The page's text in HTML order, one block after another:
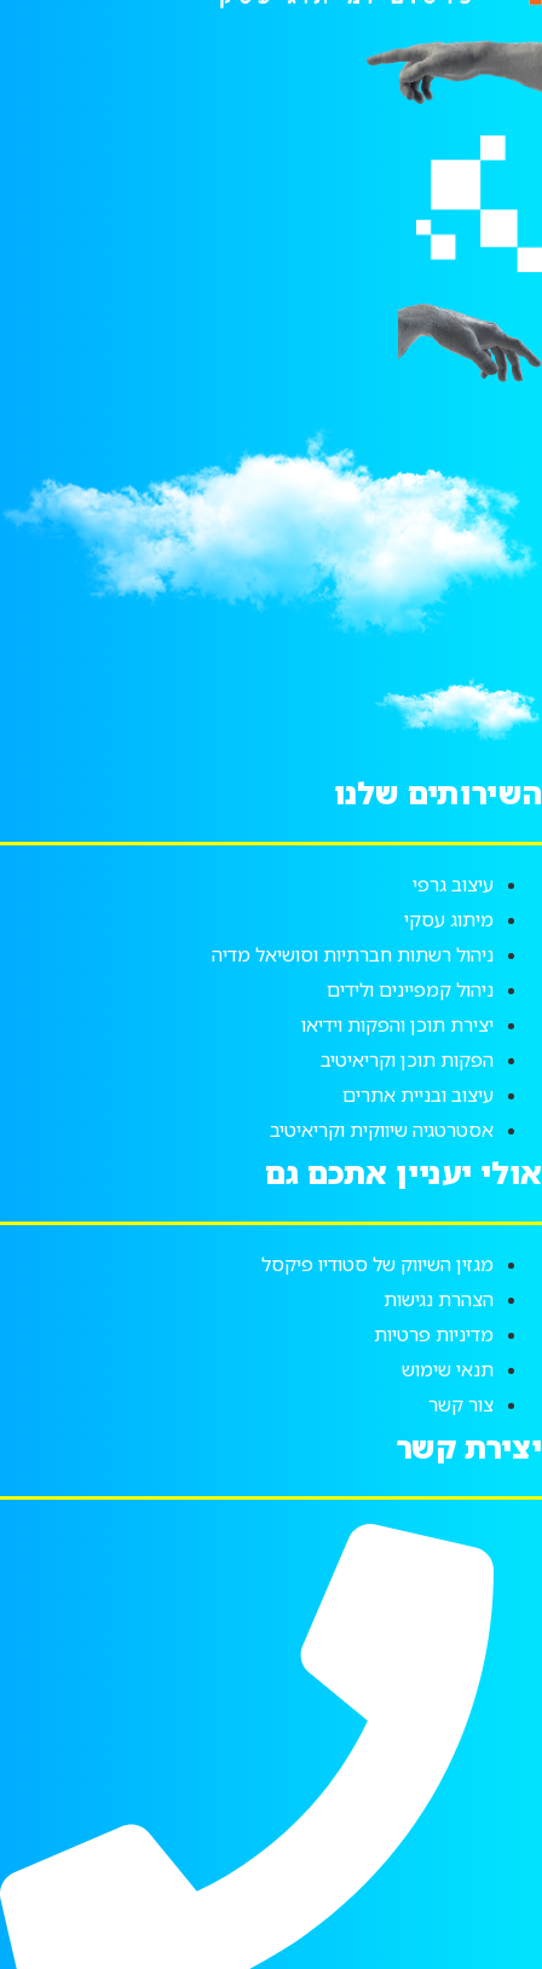
השירותים שלנו
עיצוב גרפי
מיתוג עסקי
ניהול רשתות חברתיות וסושיאל מדיה
ניהול קמפיינים ולידים
יצירת תוכן והפקות וידיאו
הפקות תוכן וקריאיטיב
עיצוב ובניית אתרים
אסטרטגיה שיווקית וקריאיטיב
אולי יעניין אתכם גם
מגזין השיווק של סטודיו פיקסל
הצהרת נגישות
מדיניות פרטיות
תנאי שימוש
צור קשר
יצירת קשר